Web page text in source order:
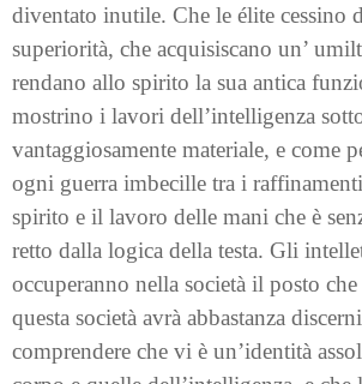
diventato inutile. Che le élite cessino
superiorità, che acquisiscano un’
rendano allo spirito la sua antica
mostrino i lavori dell’intelligenza
vantaggiosamente materiale, e come
ogni guerra imbecille tra i
spirito e il lavoro delle mani che è
retto dalla logica della testa. Gli
occuperanno nella società il posto
questa società avrà abbastanza
comprendere che vi è un’identità